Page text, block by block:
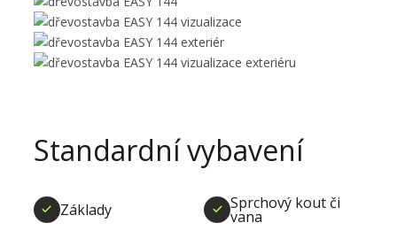
Standardní vybavení
Základy Sprchový kout či
vana